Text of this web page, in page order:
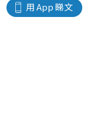
用 App 睇文